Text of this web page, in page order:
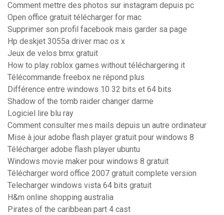
Comment mettre des photos sur instagram depuis pc
Open office gratuit télécharger for mac
Supprimer son profil facebook mais garder sa page
Hp deskjet 3055a driver mac os x
Jeux de velos bmx gratuit
How to play roblox games without téléchargering it
Télécommande freebox ne répond plus
Différence entre windows 10 32 bits et 64 bits
Shadow of the tomb raider changer darme
Logiciel lire blu ray
Comment consulter mes mails depuis un autre ordinateur
Mise à jour adobe flash player gratuit pour windows 8
Télécharger adobe flash player ubuntu
Windows movie maker pour windows 8 gratuit
Télécharger word office 2007 gratuit complete version
Telecharger windows vista 64 bits gratuit
H&m online shopping australia
Pirates of the caribbean part 4 cast